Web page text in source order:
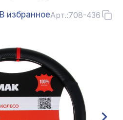
В избранноеАрт.:708-436